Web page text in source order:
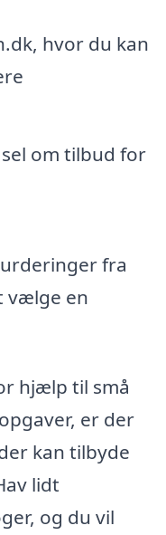
hvor du kan
om tilbud for
fra
vælge en
hjælp til små
er der
kan tilbyde
lidt
og du vil